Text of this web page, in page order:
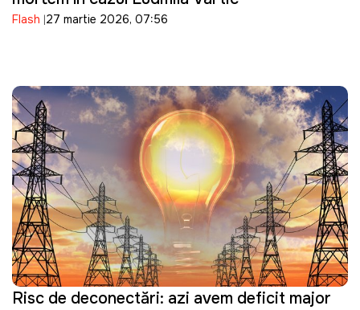
Flash 27 martie 2026, 07:56
Risc de deconectări: azi avem deficit major